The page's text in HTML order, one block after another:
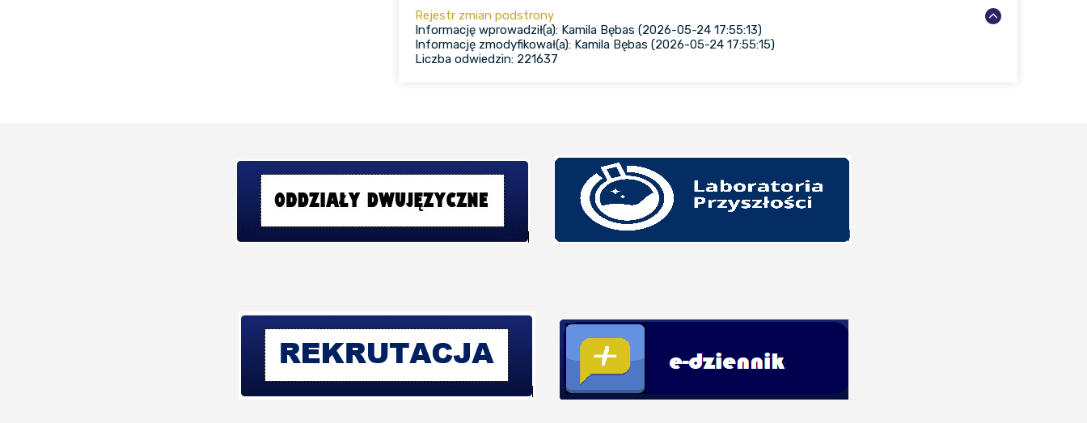
Rejestr zmian podstrony
Informację wprowadził(a): Kamila Bębas (2026-05-24 17:55:13)
Informację zmodyfikował(a): Kamila Bębas (2026-05-24 17:55:15)
Liczba odwiedzin: 221637